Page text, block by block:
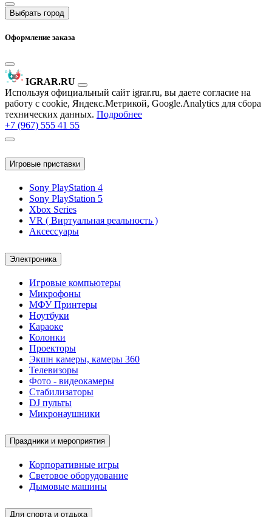
Выбрать город
Оформление заказа
IGRAR.RU
Используя официальный сайт igrar.ru, вы даете согласие на
работу с cookie, Яндекс.Метрикой, Google.Analytics для сбора
технических данных. Подробнее
+7 (967) 555 41 55
Игровые приставки
Sony PlayStation 4
Sony PlayStation 5
Xbox Series
VR ( Виртуальная реальность )
Аксессуары
Электроника
Игровые компьютеры
Микрофоны
МФУ Принтеры
Ноутбуки
Караоке
Колонки
Проекторы
Экшн камеры, камеры 360
Телевизоры
Фото - видеокамеры
Стабилизаторы
DJ пульты
Микронаушники
Праздники и мероприятия
Корпоративные игры
Световое оборудование
Дымовые машины
Для спорта и отдыха